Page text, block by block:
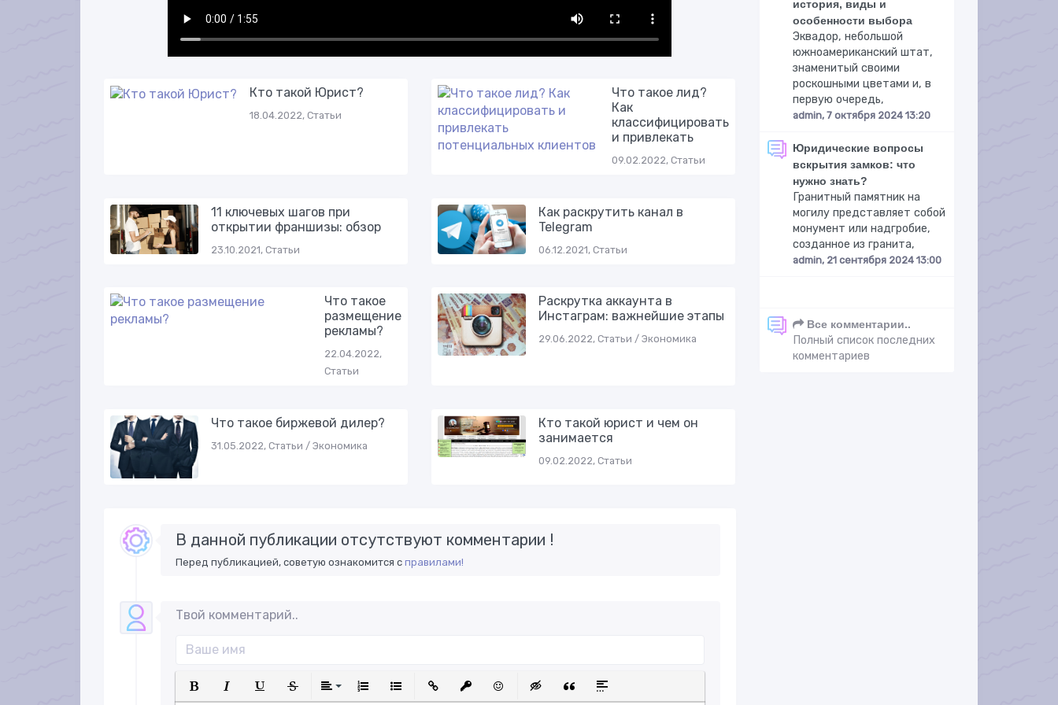
Кто такой Юрист?
18.04.2022, Статьи
Что такое лид?
Как
классифицировать
и привлекать
09.02.2022, Статьи
11 ключевых шагов при
открытии франшизы: обзор
23.10.2021, Статьи
Как раскрутить канал в
Telegram
06.12.2021, Статьи
Что такое
размещение
рекламы?
22.04.2022,
Статьи
Раскрутка аккаунта в
Инстаграм: важнейшие этапы
29.06.2022, Статьи / Экономика
Что такое биржевой дилер?
31.05.2022, Статьи / Экономика
Кто такой юрист и чем он
занимается
09.02.2022, Статьи
В данной публикации отсутствуют комментарии !
Перед публикацией, советую ознакомится справилами!
Твой комментарий..
история, виды и
особенности выбора
Эквадор, небольшой
южноамериканский штат,
знаменитый своими
роскошными цветами и, в
первую очередь,
admin, 7 октября 2024 13:20
Юридические вопросы
вскрытия замков: что
нужно знать?
Гранитный памятник на
могилу представляет собой
монумент или надгробие,
созданное из гранита,
admin, 21 сентября 2024 13:00
Все комментарии..
Полный список последних
комментариев